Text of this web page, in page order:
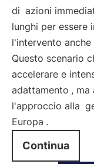
di azioni
lunghi per essere
l'intervento
Questo scenario
accelerare e
adattamento , ma
l'approccio alla
Europa .
Continua